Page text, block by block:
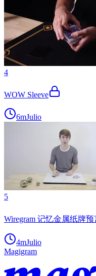
4
WOW Sleeve
6mJulio
5
Wiregram 记忆金属纸牌预
4mJulio
Magigram